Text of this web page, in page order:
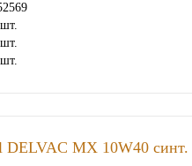
DELVAC МХ 10W40 синт.